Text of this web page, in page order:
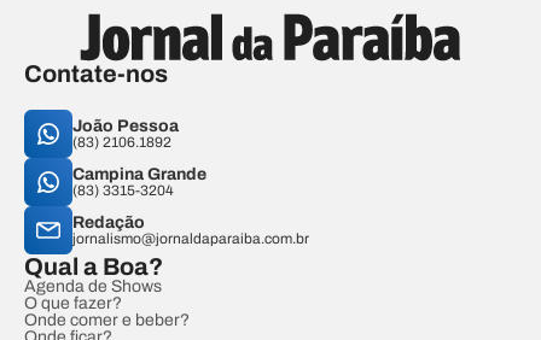
Contate-nos
João Pessoa
(83) 2106.1892
Campina Grande
(83) 3315-3204
Redação
jornalismo@jornaldaparaiba.com.br
Qual a Boa?
Agenda de Shows
O que fazer?
Onde comer e beber?